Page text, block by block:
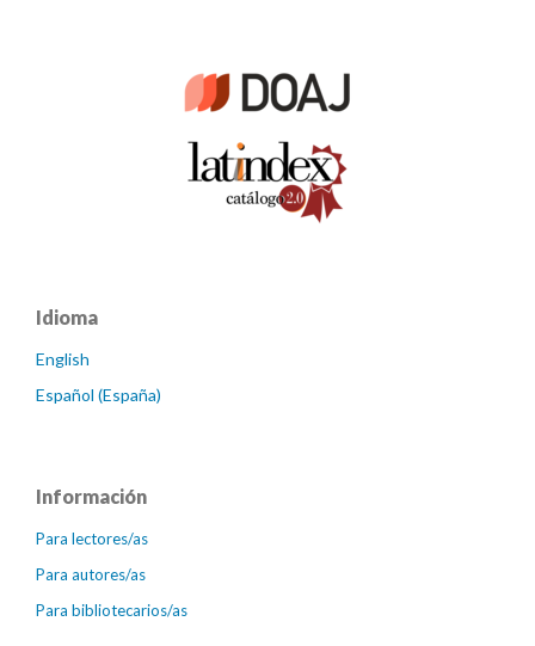
Idioma
English
Español (España)
Información
Para lectores/as
Para autores/as
Para bibliotecarios/as